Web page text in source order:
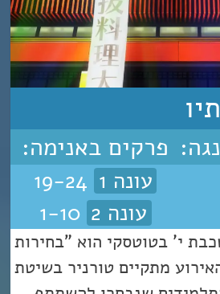
פרקים באנימה:
עונה 1
עונה 2
1-10
י' בטוטסקי הוא "בחירות
מתקיים טורניר בשיטת